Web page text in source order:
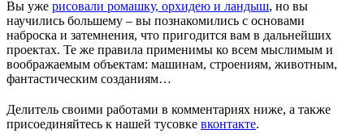
Вы уже рисовали ромашку, орхидею и ландыш, но вы
научились большему – вы познакомились с основами
наброска и затемнения, что пригодится вам в дальнейших
проектах. Те же правила применимы ко всем мыслимым и
воображаемым объектам: машинам, строениям, животным,
фантастическим созданиям…
Делитель своими работами в комментариях ниже, а также
присоединяйтесь к нашей тусовке вконтакте.